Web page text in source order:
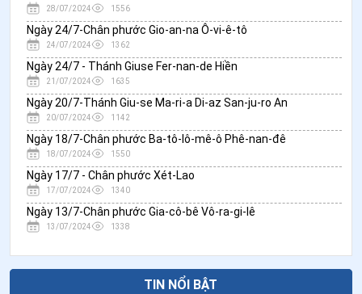
28/07/2024 1556
Ngày 24/7-Chân phước Gio-an-na Ô-vi-ê-tô
24/07/2024 1362
Ngày 24/7 - Thánh Giuse Fer-nan-de Hiền
21/07/2024 1635
Ngày 20/7-Thánh Giu-se Ma-ri-a Di-az San-ju-ro An
20/07/2024 1142
Ngày 18/7-Chân phước Ba-tô-lô-mê-ô Phê-nan-đê
18/07/2024 1550
Ngày 17/7 - Chân phước Xét-Lao
17/07/2024 1340
Ngày 13/7-Chân phước Gia-cô-bê Vô-ra-gi-lê
13/07/2024 1338
TIN NỔI BẬT